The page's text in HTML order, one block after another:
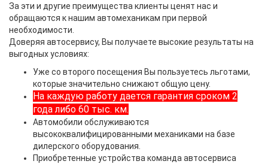
За эти и другие преимущества клиенты ценят нас и
обращаются к нашим автомеханикам при первой
необходимости.
Доверяя автосервису, Вы получаете высокие результаты на
выгодных условиях:
Уже со второго посещения Вы пользуетесь льготами,
которые значительно снижают общую цену.
На каждую работу дается гарантия сроком 2
года либо 60 тыс. км.
Автомобили обслуживаются
высококвалифицированными механиками на базе
дилерского оборудования.
Приобретенные устройства команда автосервиса